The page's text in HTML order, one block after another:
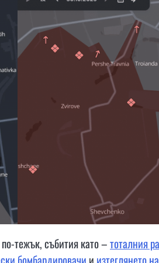
тежък, събития като –тоталния